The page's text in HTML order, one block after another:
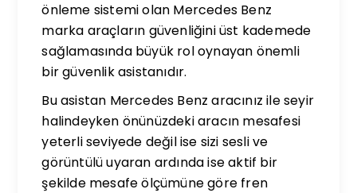
önleme sistemi olan Mercedes Benz
marka araçların güvenliğini üst kademede
sağlamasında büyük rol oynayan önemli
bir güvenlik asistanıdır.
Bu asistan Mercedes Benz aracınız ile seyir
halindeyken önünüzdeki aracın mesafesi
yeterli seviyede değil ise sizi sesli ve
görüntülü uyaran ardında ise aktif bir
şekilde mesafe ölçümüne göre fren